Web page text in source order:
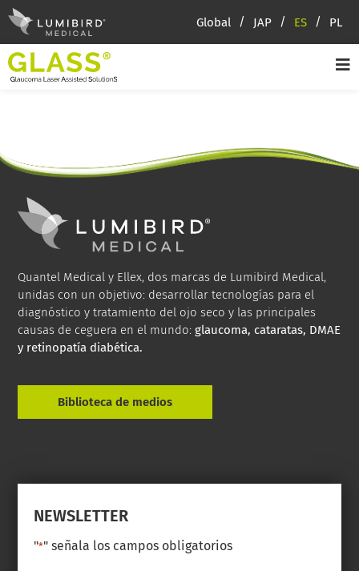
Global JAP ES PL
Quantel Medical y Ellex, dos marcas de Lumibird Medical,
unidas con un objetivo: desarrollar tecnologías para el
diagnóstico y tratamiento del ojo seco y las principales
causas de ceguera en el mundo:glaucoma, cataratas, DMAE
y retinopatía diabética.
Biblioteca de medios
NEWSLETTER
"*" señala los campos obligatorios